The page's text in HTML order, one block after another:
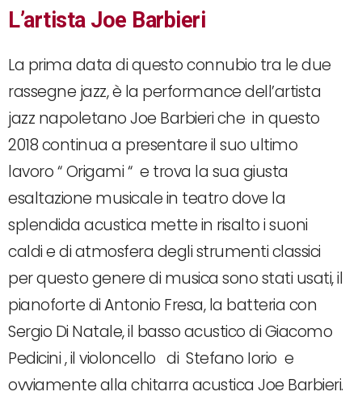
L’artista Joe Barbieri
La prima data di questo connubio tra le due
rassegne jazz, è la performance dell’artista
jazz napoletano Joe Barbieri che in questo
2018 continua a presentare il suo ultimo
lavoro “ Origami “ e trova la sua giusta
esaltazione musicale in teatro dove la
splendida acustica mette in risalto i suoni
caldi e di atmosfera degli strumenti classici
per questo genere di musica sono stati usati, il
pianoforte di Antonio Fresa, la batteria con
Sergio Di Natale, il basso acustico di Giacomo
Pedicini , il violoncello di Stefano Iorio e
ovviamente alla chitarra acustica Joe Barbieri.